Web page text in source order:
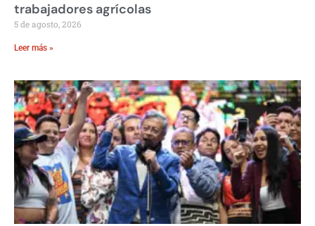
trabajadores agrícolas
5 de agosto, 2026
Leer más »